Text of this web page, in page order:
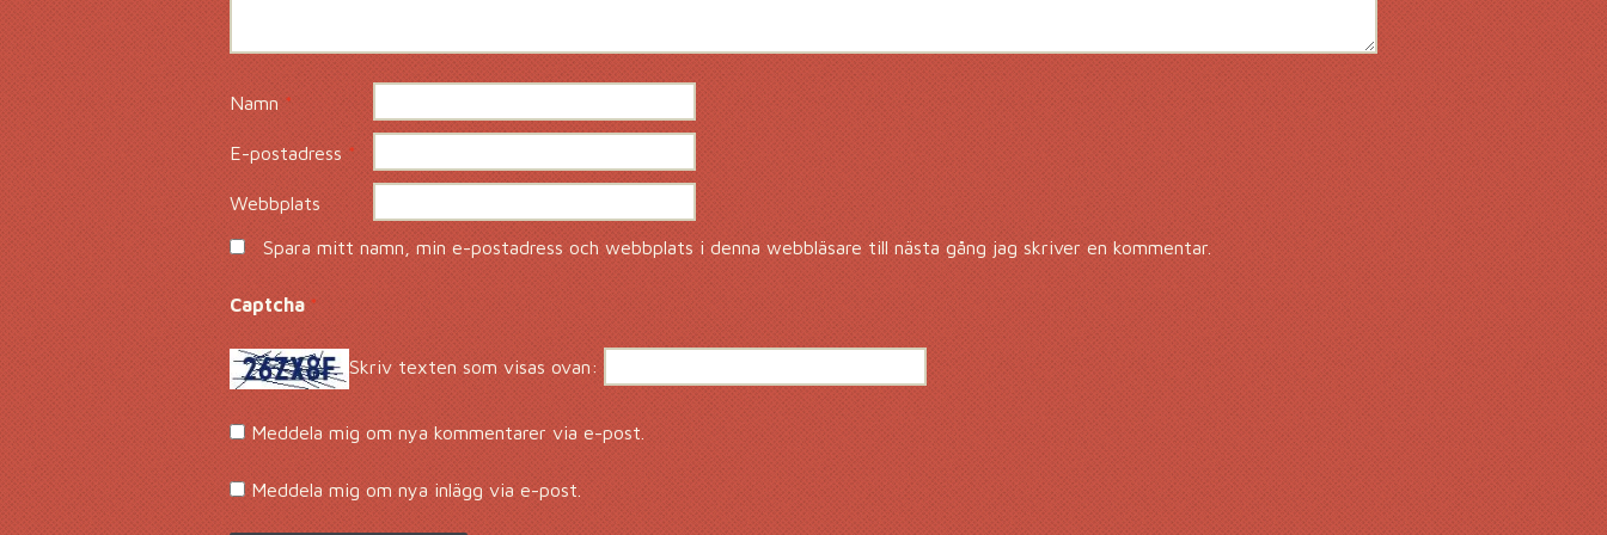
Namn*
E-postadress*
Webbplats
Spara mitt namn, min e-postadress och webbplats i denna webbläsare till nästa gång jag skriver en kommentar.
Captcha *
Skriv texten som visas ovan:
Meddela mig om nya kommentarer via e-post.
Meddela mig om nya inlägg via e-post.